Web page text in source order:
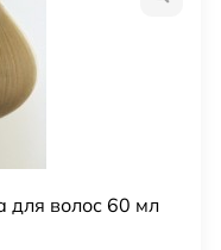
для волос 60 мл